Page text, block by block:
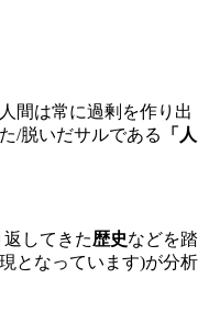
間は常に過剰を作り出
/脱いだサルである
「人
してきた歴史などを踏
となっています)が分析